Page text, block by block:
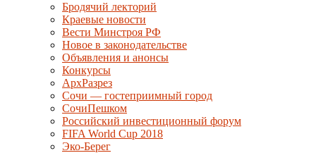
Бродячий лекторий
Краевые новости
Вести Минстроя РФ
Новое в законодательстве
Объявления и анонсы
Конкурсы
АрхРазрез
Сочи — гостеприимный город
СочиПешком
Российский инвестиционный форум
FIFA World Cup 2018
Эко-Берег